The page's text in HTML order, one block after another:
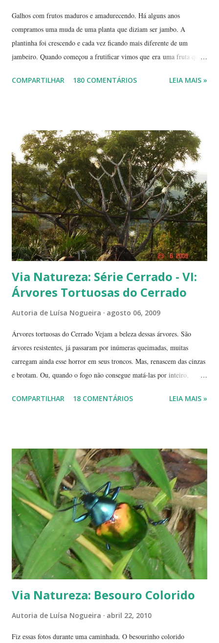
Galhos com frutos maduros e amadurecendo. Há alguns anos
compramos uma muda de uma planta que diziam ser jambo. A
plantinha foi crescendo e cada vez ficando mais diferente de um
jambeiro. Quando começou a frutificar vimos que era uma fruta que
pequena, tem mais ou menos um quarto do tamanho de um jambo,
mostrar a polpa. A pele é bem fininha... Cada uma das
frutinhas possui duas sementes, parecendo uma semente dividida.
Duas frutinhas ao lado de um jambo. Essa foto foi feita ontem,
domingo, após a colheita. ----------------------------
COMPARTILHAR 180 COMENTÁRIOS LEIA MAIS »
Via Natureza: Série Cerrado - VI:
Árvores Tortuosas do Cerrado
Autoria de Luísa Nogueira agosto 06, 2009
Árvores tortuosas do Cerrado Vejam a beleza dessas árvores. São
árvores resistentes, já passaram por inúmeras queimadas, muitas
carregam ainda esse horror em seus troncos. Mas, renascem das cinzas
e brotam. Ou, quando o fogo não consegue matá-las por inteiro,
novas flores e sempre novas sementes. É a esperança, em cada ano, de
estação seca pode durar até 5 meses. Neste período o índice de
umidade relativa do ar chega, muitas vezes, no meio da tarde, a
índices inferiores a 15%. Por isto tantas queimadas acontecem entre
maio e setembro, período de estiagem. Um toco de cigarro ou algumas
brasas que ficaram de um pique-nique pode ser o começo de um
fogaréu. Há também os casos em que o fogo...
COMPARTILHAR 18 COMENTÁRIOS LEIA MAIS »
Via Natureza: Besouro Colorido
Autoria de Luísa Nogueira abril 22, 2010
Fiz essas fotos durante uma caminhada. O besourinho colorido